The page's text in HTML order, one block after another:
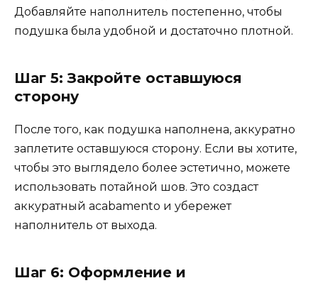
Добавляйте наполнитель постепенно, чтобы
подушка была удобной и достаточно плотной.
Шаг 5: Закройте оставшуюся
сторону
После того, как подушка наполнена, аккуратно
заплетите оставшуюся сторону. Если вы хотите,
чтобы это выглядело более эстетично, можете
использовать потайной шов. Это создаст
аккуратный acabamento и убережет
наполнитель от выхода.
Шаг 6: Оформление и